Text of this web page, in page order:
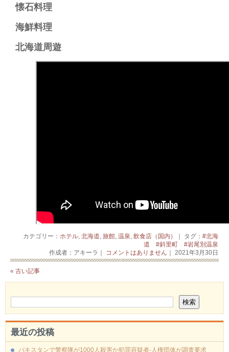
懐石料理​
海鮮料理​
北海道周遊​
カテゴリー： ホテル, 北海道, 旅館, 温泉, 飲食店（国内） ｜ タグ： #北海
道 #斜里町 #岩尾別温泉
作成者：アキーラ｜ コメントはありません ｜ 2021年3月30日
« 古い記事
最近の投稿
パキスタンで警察隊が1000人殺害か犯罪容疑者-人権団体が調査要求